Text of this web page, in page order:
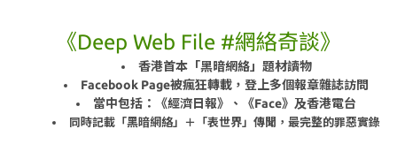
《Deep Web File #網絡奇談》
香港首本「黑暗網絡」題材讀物
Facebook Page被瘋狂轉載，登上多個報章雜誌訪問
當中包括：《經濟日報》、《Face》及香港電台
同時記載「黑暗網絡」＋「表世界」傳聞，最完整的罪惡實錄